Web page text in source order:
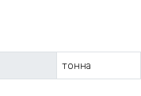
тонна